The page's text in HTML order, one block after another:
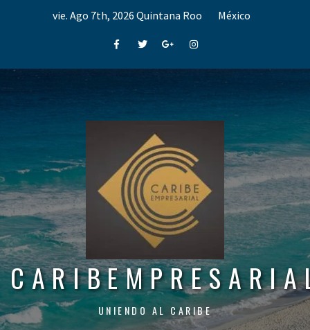
vie. Ago 7th, 2026 Quintana Roo México
FacebookTwitterGoogle+Instagram
UNIENDO AL CARIBE